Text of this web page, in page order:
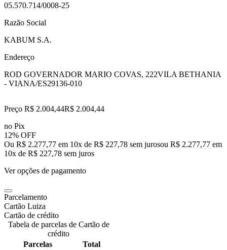
05.570.714/0008-25
Razão Social
KABUM S.A.
Endereço
ROD GOVERNADOR MARIO COVAS, 222VILA BETHANIA
- VIANA/ES29136-010
Preço R$ 2.004,44R$ 2.004,44
no Pix
12% OFF
Ou R$ 2.277,77 em 10x de R$ 227,78 sem jurosou R$ 2.277,77 em
10x de R$ 227,78 sem juros
Ver opções de pagamento
Parcelamento
Cartão Luiza
Cartão de crédito
Tabela de parcelas de Cartão de
crédito
Parcelas
Total